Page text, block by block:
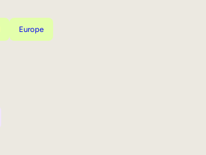
Europe